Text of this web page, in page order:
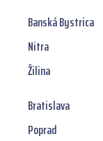
Banská Bystrica
Nitra
Žilina
Bratislava
Poprad